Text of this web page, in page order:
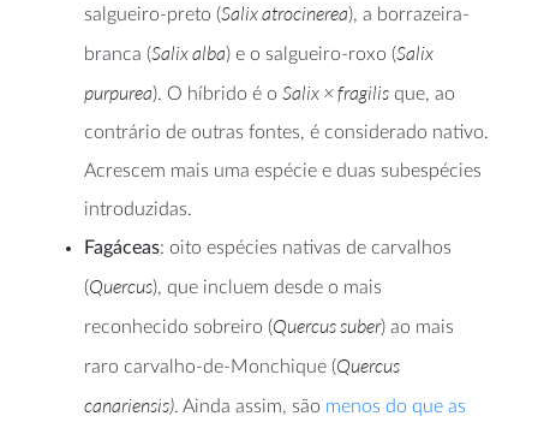
salgueiro-preto (Salix atrocinerea), a borrazeira-
branca (Salix alba) e o salgueiro-roxo (Salix
purpurea). O híbrido é o Salix × fragilis que, ao
contrário de outras fontes, é considerado nativo.
Acrescem mais uma espécie e duas subespécies
introduzidas.
Fagáceas: oito espécies nativas de carvalhos
(Quercus), que incluem desde o mais
reconhecido sobreiro (Quercus suber) ao mais
raro carvalho-de-Monchique (Quercus
canariensis). Ainda assim, são menos do que as